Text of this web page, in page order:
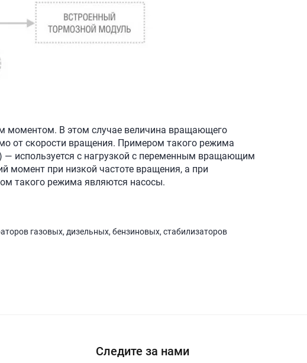
В этом случае величина вращающего
от скорости вращения. Примером такого режима
используется с нагрузкой с переменным вращающим
момент при низкой частоте вращения, а при
такого режима являются насосы.
газовых, дизельных, бензиновых, стабилизаторов
Следите за нами